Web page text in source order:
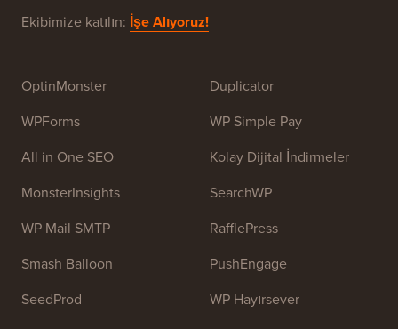
Ekibimize katılın: İşe Alıyoruz!
OptinMonster
WPForms
All in One SEO
MonsterInsights
WP Mail SMTP
Smash Balloon
SeedProd
Duplicator
WP Simple Pay
Kolay Dijital İndirmeler
SearchWP
RafflePress
PushEngage
WP Hayırsever